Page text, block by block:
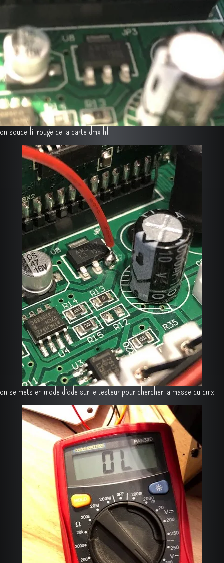
on soude fil rouge de la carte dmx hf
on se mets en mode diode sur le testeur pour chercher la masse du dmx